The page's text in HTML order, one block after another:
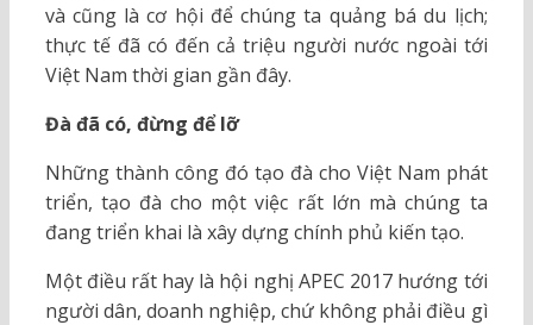
và cũng là cơ hội để chúng ta quảng bá du lịch;
thực tế đã có đến cả triệu người nước ngoài tới
Việt Nam thời gian gần đây.
Đà đã có, đừng để lỡ
Những thành công đó tạo đà cho Việt Nam phát
triển, tạo đà cho một việc rất lớn mà chúng ta
đang triển khai là xây dựng chính phủ kiến tạo.
Một điều rất hay là hội nghị APEC 2017 hướng tới
người dân, doanh nghiệp, chứ không phải điều gì